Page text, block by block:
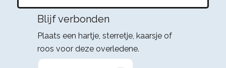
Blijf verbonden
Plaats een hartje, sterretje, kaarsje of
roos voor deze overledene.